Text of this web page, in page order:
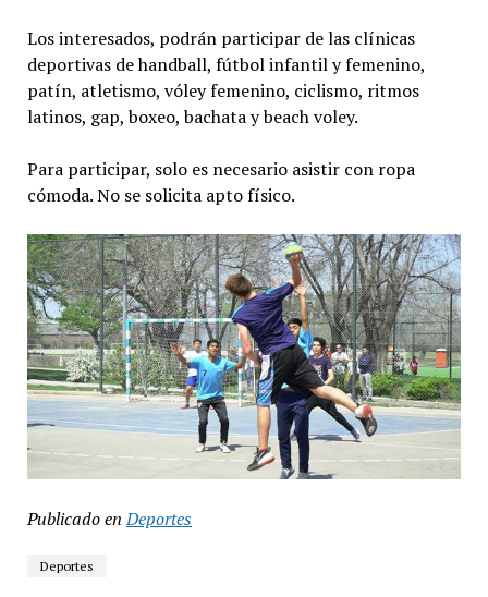
Los interesados, podrán participar de las clínicas
deportivas de handball, fútbol infantil y femenino,
patín, atletismo, vóley femenino, ciclismo, ritmos
latinos, gap, boxeo, bachata y beach voley.
Para participar, solo es necesario asistir con ropa
cómoda. No se solicita apto físico.
Publicado en Deportes
Deportes